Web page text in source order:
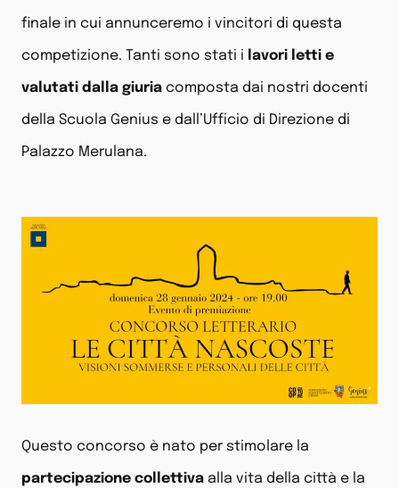
finale in cui annunceremo i vincitori di questa
competizione. Tanti sono stati i lavori letti e
valutati dalla giuria composta dai nostri docenti
della Scuola Genius e dall’Ufficio di Direzione di
Palazzo Merulana.
Questo concorso è nato per stimolare la
partecipazione collettiva alla vita della città e la